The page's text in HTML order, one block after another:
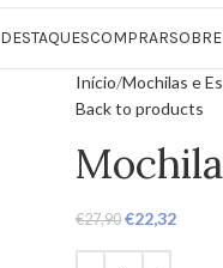
DESTAQUESCOMPRAR
Início Mochilas e
Back to products
€27,90 €22,32